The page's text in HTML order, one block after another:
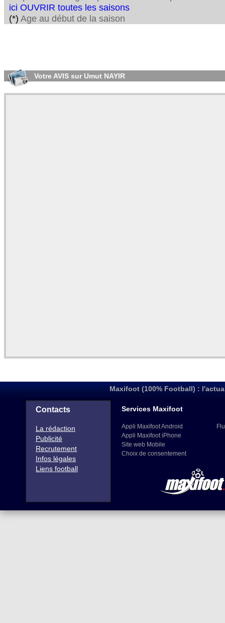
ici OUVRIR toutes les saisons
(*) Age au début de la saison
Votre AVIS sur Umut NAYIR
Maxifoot (100% Football) :
Contacts
La rédaction
Publicité
Recrutement
Infos légales
Liens football
Services Maxifoot
Appli Maxifoot Android
Appli Maxifoot iPhone
Site web Mobile
Choix de consentement